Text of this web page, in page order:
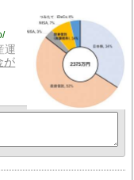
運
が